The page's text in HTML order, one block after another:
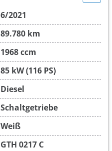
6/2021
89.780 km
1968 ccm
85 kW (116 PS)
Diesel
Schaltgetriebe
Weiß
GTH 0217 C